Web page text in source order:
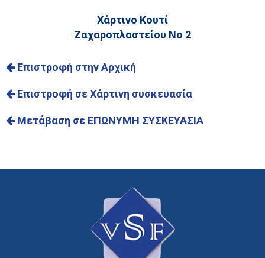
Χάρτινο Κουτί
Ζαχαροπλαστείου Νο 2
Επιστροφή στην Αρχική
Επιστροφή σε Χάρτινη συσκευασία
Μετάβαση σε ΕΠΩΝΥΜΗ ΣΥΣΚΕΥΑΣΙΑ